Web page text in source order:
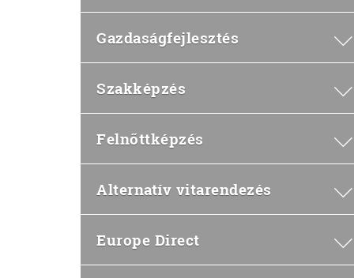
Gazdaságfejlesztés
Szakképzés
Felnőttképzés
Alternatív vitarendezés
Europe Direct